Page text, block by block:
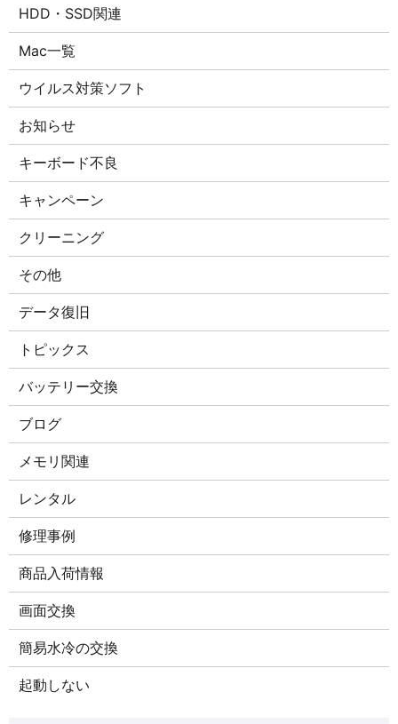
HDD・SSD関連
Mac一覧
ウイルス対策ソフト
お知らせ
キーボード不良
キャンペーン
クリーニング
その他
データ復旧
トピックス
バッテリー交換
ブログ
メモリ関連
レンタル
修理事例
商品入荷情報
画面交換
簡易水冷の交換
起動しない